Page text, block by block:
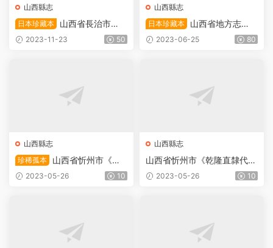
山西縣志
日本珍藏本
山西省長治市
《萬曆潞安府志》二十卷 明
2023-11-23 50
山西縣志
日本珍藏本
山西省地方志
《崇祯山西通志》三十卷 明
2023-06-25 80
山西縣志
珍稀孤本
山西省忻州市《萬
曆代州志書》二卷 明 周弘禴
2023-05-26 10
山西縣志
山西省忻州市《乾隆直隸代州
志》六卷 清 吳重光纂修PDF
2023-05-26 10